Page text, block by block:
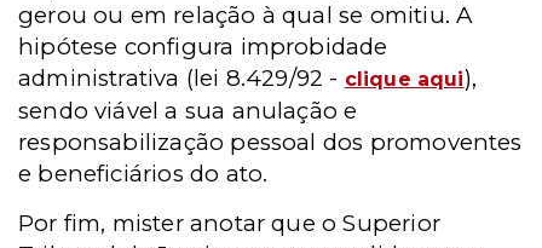
gerou ou em relação à qual se omitiu. A
hipótese configura improbidade
administrativa (lei 8.429/92 - clique aqui),
sendo viável a sua anulação e
responsabilização pessoal dos promoventes
e beneficiários do ato.
Por fim, mister anotar que o Superior